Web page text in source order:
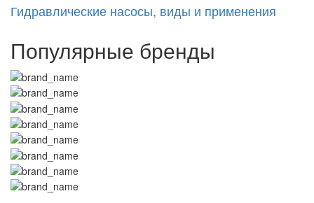
Гидравлические насосы, виды и применения
Популярные бренды